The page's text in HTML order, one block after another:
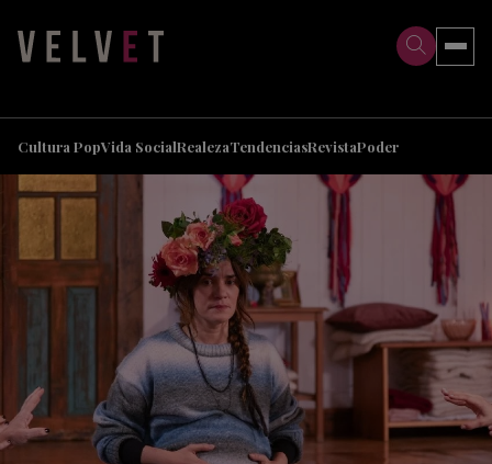
Cultura PopVida SocialRealezaTendenciasRevistaPoder